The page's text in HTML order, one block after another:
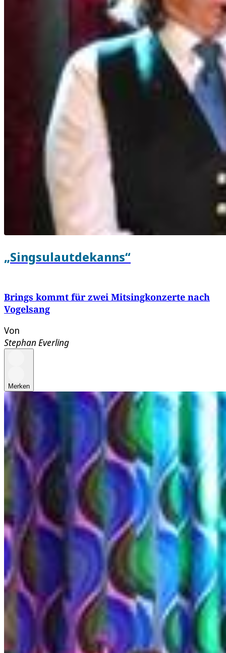
„Singsulautdekanns“
Brings kommt für zwei Mitsingkonzerte nach
Vogelsang
Von
Stephan Everling
Merken